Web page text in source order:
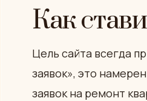
Как
Цель сайта всегда
заявок», это
заявок на ремонт